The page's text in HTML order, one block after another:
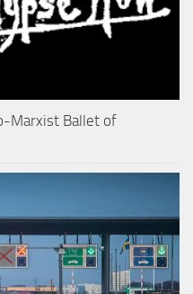
Marxist Ballet of